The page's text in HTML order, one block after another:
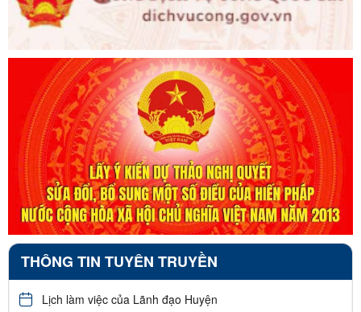
THÔNG TIN TUYÊN TRUYỀN
Lịch làm việc của Lãnh đạo Huyện